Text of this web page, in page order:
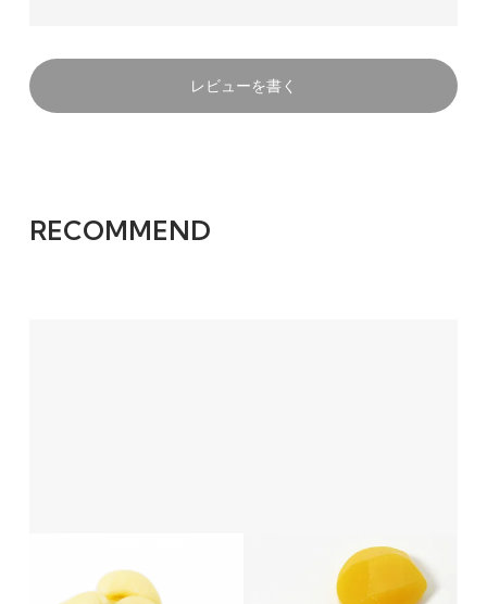
ネックレス、とても可愛らしくて、カラフルな
フルーツが白いぬいぐるみに映えますね！
ございました！！！
レビューを書く
RECOMMEND